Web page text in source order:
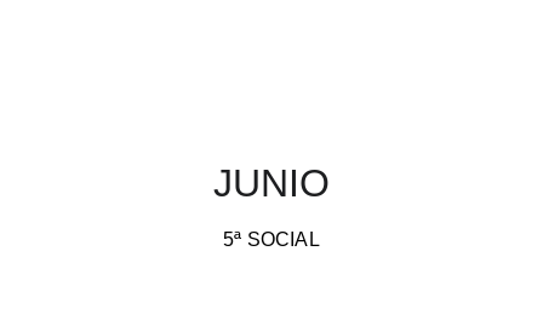
JUNIO
5ª SOCIAL